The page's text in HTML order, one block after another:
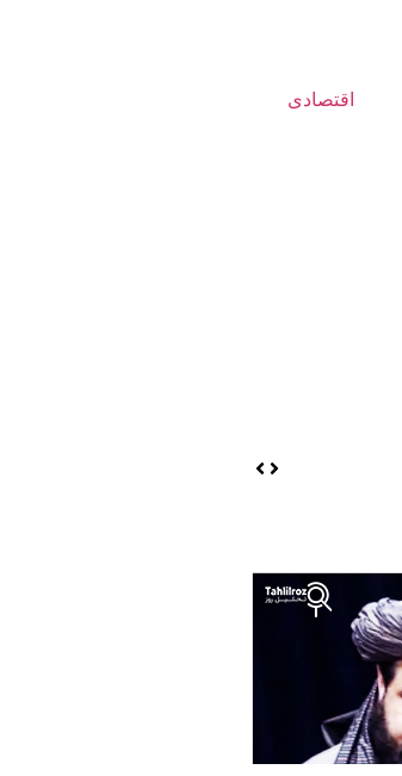
اقتصادی